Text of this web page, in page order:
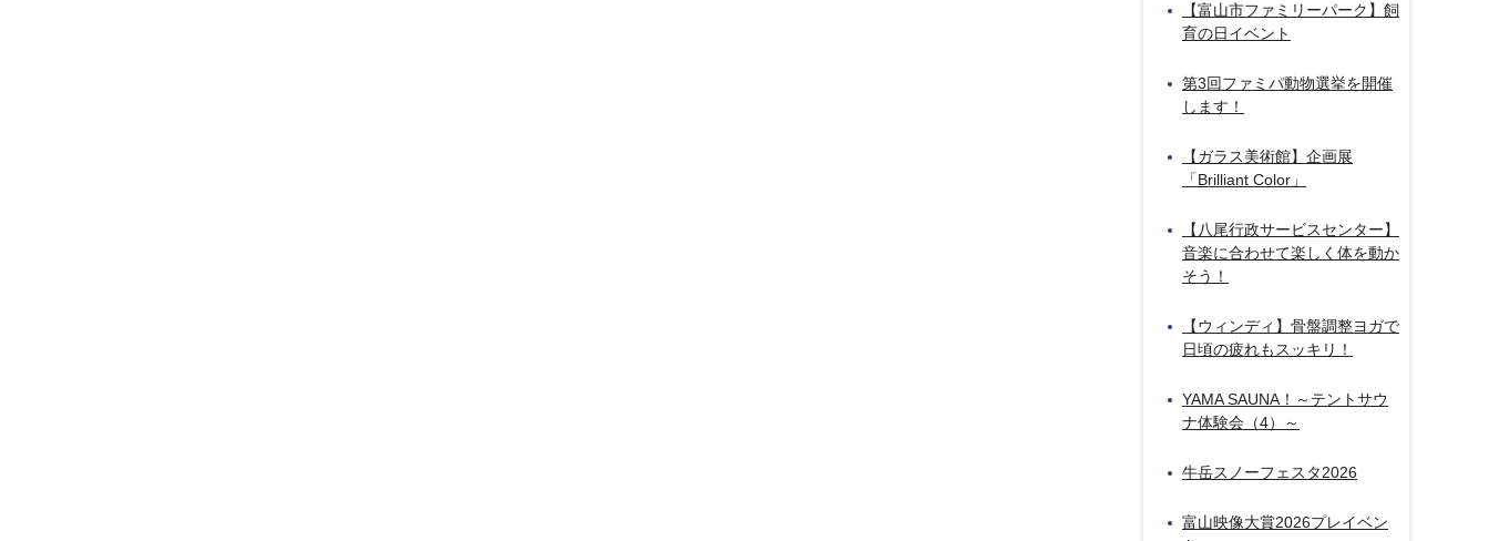
【富山市ファミリーパーク】飼
育の日イベント
第3回ファミパ動物選挙を開催
します！
【ガラス美術館】企画展
「Brilliant Color」
【八尾行政サービスセンター】
音楽に合わせて楽しく体を動か
そう！
【ウィンディ】骨盤調整ヨガで
日頃の疲れもスッキリ！
YAMA SAUNA！～テントサウ
ナ体験会（4）～
牛岳スノーフェスタ2026
富山映像大賞2026プレイベン